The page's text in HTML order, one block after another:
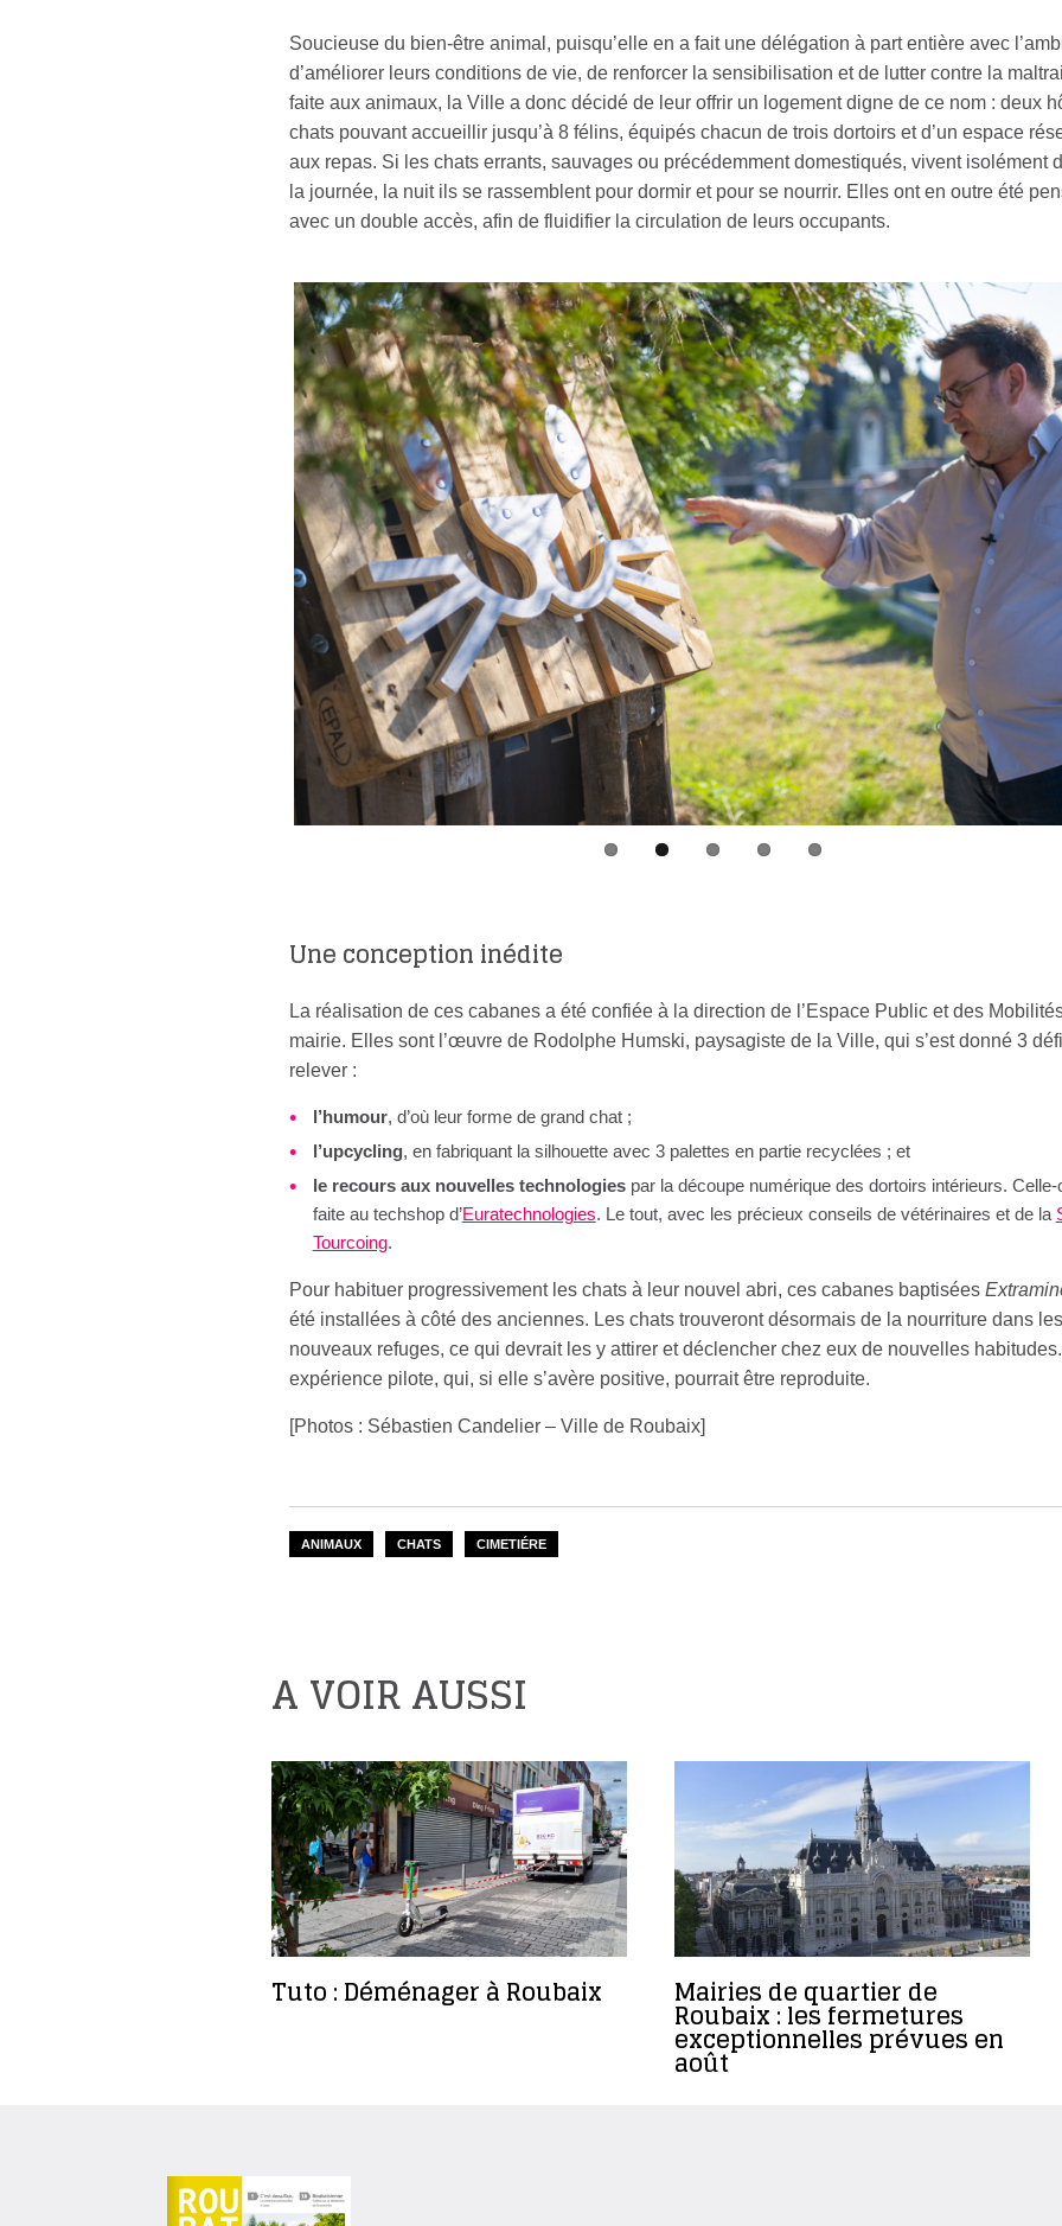
Soucieuse du bien-être animal, puisqu’elle en a fait une délégation à part entière avec
d’améliorer leurs conditions de vie, de renforcer la sensibilisation et de lutter contre la
faite aux animaux, la Ville a donc décidé de leur offrir un logement digne de ce nom : deux
chats pouvant accueillir jusqu’à 8 félins, équipés chacun de trois dortoirs et d’un espace
aux repas. Si les chats errants, sauvages ou précédemment domestiqués, vivent isolément
la journée, la nuit ils se rassemblent pour dormir et pour se nourrir. Elles ont en outre été
avec un double accès, afin de fluidifier la circulation de leurs occupants.
Une conception inédite
La réalisation de ces cabanes a été confiée à la direction de l’Espace Public et des
mairie. Elles sont l’œuvre de Rodolphe Humski, paysagiste de la Ville, qui s’est donné 3
relever :
l’humour, d’où leur forme de grand chat ;
l’upcycling, en fabriquant la silhouette avec 3 palettes en partie recyclées ; et
le recours aux nouvelles technologiespar la découpe numérique des dortoirs intérieurs. Celle-
faite au techshop d’Euratechnologies. Le tout, avec les précieux conseils de vétérinaires et de la
Tourcoing.
Pour habituer progressivement les chats à leur nouvel abri, ces cabanes baptisées
été installées à côté des anciennes. Les chats trouveront désormais de la nourriture dans les
nouveaux refuges, ce qui devrait les y attirer et déclencher chez eux de nouvelles
expérience pilote, qui, si elle s’avère positive, pourrait être reproduite.
[Photos : Sébastien Candelier – Ville de Roubaix]
ANIMAUX CHATS CIMETIÉRE
A VOIR AUSSI
Tuto : Déménager à Roubaix Mairies de quartier de
Roubaix : les fermetures
exceptionnelles prévues en
août